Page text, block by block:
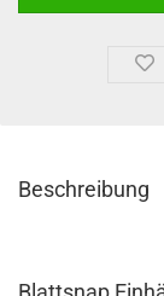
Beschreibung